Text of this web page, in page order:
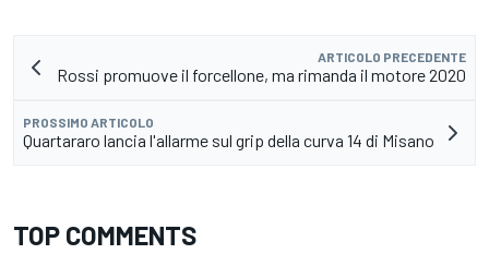
ARTICOLO PRECEDENTE
Rossi promuove il forcellone, ma rimanda il motore 2020
PROSSIMO ARTICOLO
Quartararo lancia l'allarme sul grip della curva 14 di Misano
TOP COMMENTS